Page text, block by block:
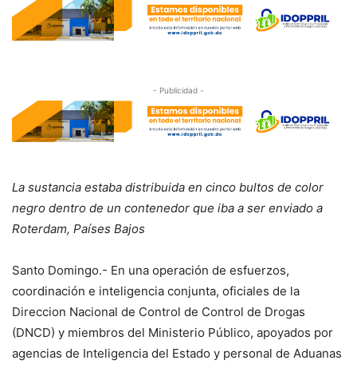
- Publicidad -
La sustancia estaba distribuida en cinco bultos de color
negro dentro de un contenedor que iba a ser enviado a
Roterdam, Países Bajos
Santo Domingo.- En una operación de esfuerzos,
coordinación e inteligencia conjunta, oficiales de la
Direccion Nacional de Control de Control de Drogas
(DNCD) y miembros del Ministerio Público, apoyados por
agencias de Inteligencia del Estado y personal de Aduanas